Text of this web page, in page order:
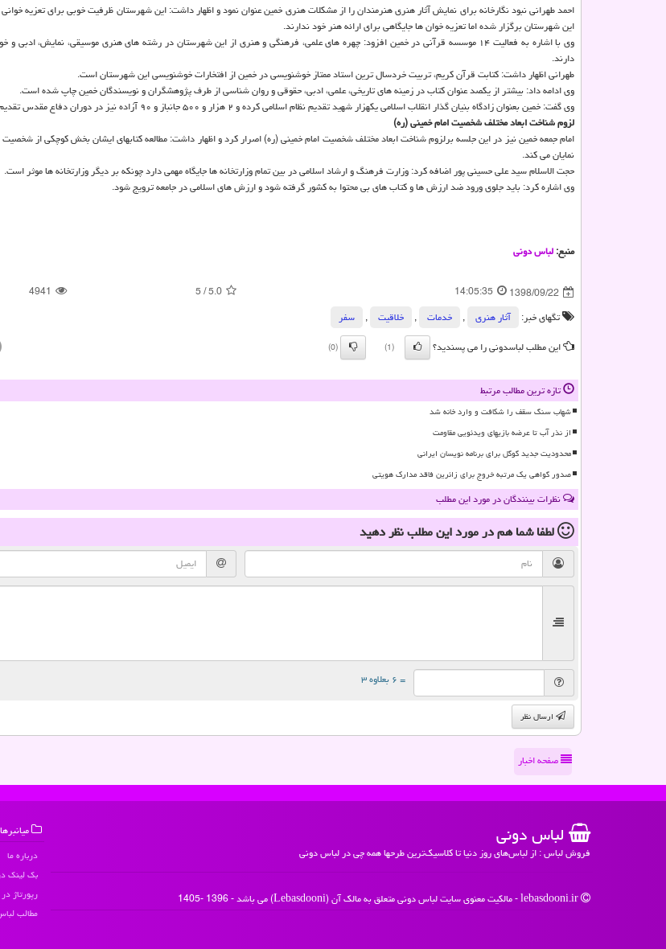
این شهرستان برگزار شده اما تعزیه خوان ها جایگاهی برای ارائه هنر خود ندارند.
وی با اشاره به فعالیت ۱۴ موسسه قرآنی در خمین افزود: چهره های علمی، فرهنگی و هنری از این شهرستان در رشته های هنری موسیقی، نمایش،
دارند.
طهرانی اظهار داشت: كتابت قرآن كریم، تربیت خردسال ترین استاد ممتاز خوشنویسی در خمین از افتخارات خوشنویسی این شهرستان است.
وی ادامه داد: بیشتر از یكصد عنوان كتاب در زمینه های تاریخی، علمی، ادبی، حقوقی و روان شناسی از طرف پژوهشگران و نویسندگان خمین چاپ شده است.
وی گفت: خمین بعنوان زادگاه بنیان گذار انقلاب اسلامی یكهزار شهید تقدیم نظام اسلامی كرده و ۲ هزار و ۵۰۰ جانباز و ۹۰ آزاده نیز در دوران دفاع مقدس تقدیم انقلاب كرده است.
لزوم شناخت ابعاد مختلف شخصیت امام خمینی (ره)
امام جمعه خمین نیز در این جلسه برلزوم شناخت ابعاد مختلف شخصیت امام خمینی (ره) اصرار كرد و اظهار داشت: مطالعه كتابهای ایشان بخش كوچكی از شخصیت
نمایان می كند.
حجت الاسلام سید علی حسینی پور اضافه كرد: وزارت فرهنگ و ارشاد اسلامی در بین تمام وزارتخانه ها جایگاه مهمی دارد چونكه بر دیگر وزارتخانه ها موثر است.
وی اشاره كرد: باید جلوی ورود ضد ارزش ها و كتاب های بی محتوا به كشور گرفته شود و ارزش های اسلامی در جامعه ترویج شود.
منبع:لباس دونی
1398/09/22
14:05:35
5.0
/
5
4941
تگهای خبر:
آثار هنری , خدمات , خلاقیت ,
سفر
این مطلب لباسدونی را می پسندید؟
(1)
(0)
تازه ترین مطالب مرتبط
شهاب سنگ سقف را شکافت و وارد خانه شد
از نذر آب تا عرضه بازیهای ویدئویی مقاومت
محدودیت جدید گوگل برای برنامه نویسان ایرانی
صدور گواهی یک مرتبه خروج برای زائرین فاقد مدارک هویتی
نظرات بینندگان در مورد این مطلب
لطفا شما همدر مورد این مطلبنظر دهید
= ۶ بعلاوه ۳
ارسال نظر
صفحه اخبار
لباس دونی
فروش لباس : از لباس‌های روز دنیا تا کلاسیک‌ترین طرحها همه چی در لباس دونی
درباره ما
بک لینک
رپورتاژ
مطالب